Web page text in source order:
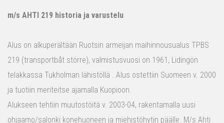
m/s AHTI 219 historia ja varustelu
Alus on alkuperältään Ruotsin armeijan maihinnousualus TPBS
219 (transportbåt större), valmistusvuosi on 1961, Lidingön
telakkassa Tukholman lähistöllä . Alus ostettiin Suomeen v. 2000
ja tuotiin meriteitse ajamalla Kuopioon.
Alukseen tehtiin muutostöitä v. 2003-04, rakentamalla uusi
ohjaamo/salonki konehuoneen ja miehistöhytin päälle. M/s Ahti